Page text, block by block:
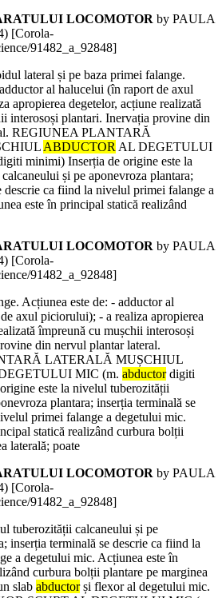
LOCOMOTOR by PAULA
) [Corola-
91482_a_92848]
lateral și pe baza primei falange.
al halucelui (în raport de axul
apropierea degetelor, acțiune realizată
interosoși plantari. Inervația provine din
REGIUNEA PLANTARĂ
ABDUCTORAL DEGETULUI
minimi) Inserția de origine este la
și pe aponevroza plantara;
descrie ca fiind la nivelul primei falange a
este în principal statică realizând
LOCOMOTOR by PAULA
) [Corola-
91482_a_92848]
Acțiunea este de: - adductor al
axul piciorului); - a realiza apropierea
împreună cu mușchii interosoși
din nervul plantar lateral.
LATERALĂ MUȘCHIUL
MIC (m. abductordigiti
este la nivelul tuberozității
plantara; inserția terminală se
primei falange a degetului mic.
statică realizând curbura bolții
laterală; poate
LOCOMOTOR by PAULA
) [Corola-
91482_a_92848]
tuberozității calcaneului și pe
inserția terminală se descrie ca fiind la
a degetului mic. Acțiunea este în
curbura bolții plantare pe marginea
slab abductorși flexor al degetului mic.